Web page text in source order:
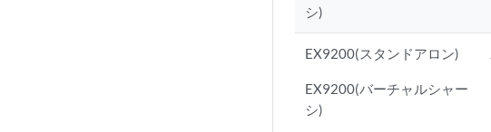
シ)
EX9200(スタンドアロン)
EX9200(バーチャルシャー
シ)